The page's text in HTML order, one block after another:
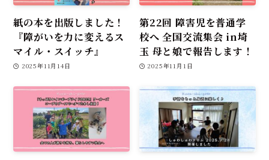
紙の本を出版しました！
『障がいを力に変えるス
マイル・スイッチ』
2025年11月14日
第22回 障害児を普通学
校へ 全国交流集会 in埼
玉 母と娘で報告します！
2025年11月1日